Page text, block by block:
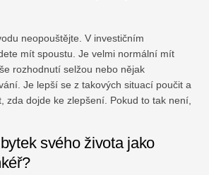
neopouštějte. V investičním
mít spoustu. Je velmi normální mít
rozhodnutí selžou nebo nějak
Je lepší se z takových situací poučit a
zda dojde ke zlepšení. Pokud to tak není,
svého života jako